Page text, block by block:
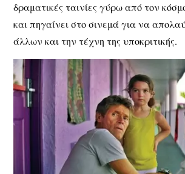
δραματικές ταινίες γύρω από τον
και πηγαίνει στο σινεμά για να
άλλων και την τέχνη της υποκριτικής.